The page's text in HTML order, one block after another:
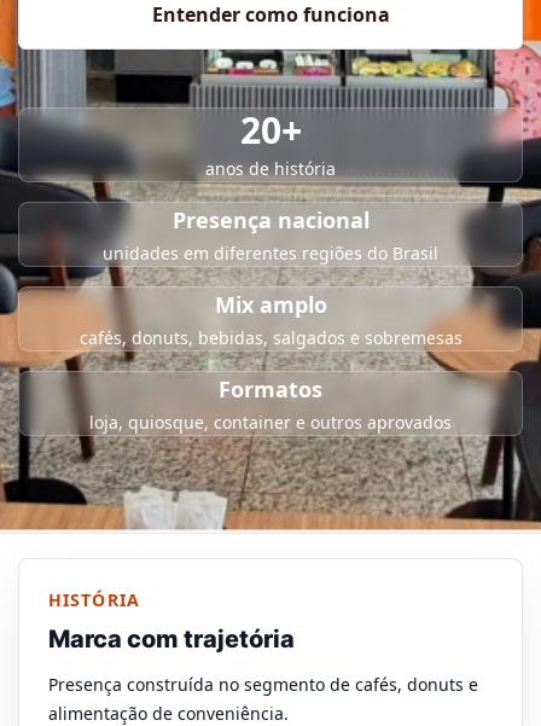
Entender como funciona
20+
anos de história
Presença nacional
unidades em diferentes regiões do Brasil
Mix amplo
cafés, donuts, bebidas, salgados e sobremesas
Formatos
loja, quiosque, container e outros aprovados
HISTÓRIA
Marca com trajetória
Presença construída no segmento de cafés, donuts e
alimentação de conveniência.